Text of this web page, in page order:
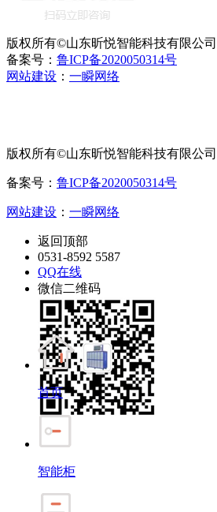
版权所有©山东昕悦智能科技有限公司
备案号： 鲁ICP备2020050314号
网站建设 ： 一瞬网络
版权所有©山东昕悦智能科技有限公司
备案号： 鲁ICP备2020050314号
网站建设 ： 一瞬网络
返回顶部
0531-8592 5587
QQ在线
微信二维码
首页
智能柜